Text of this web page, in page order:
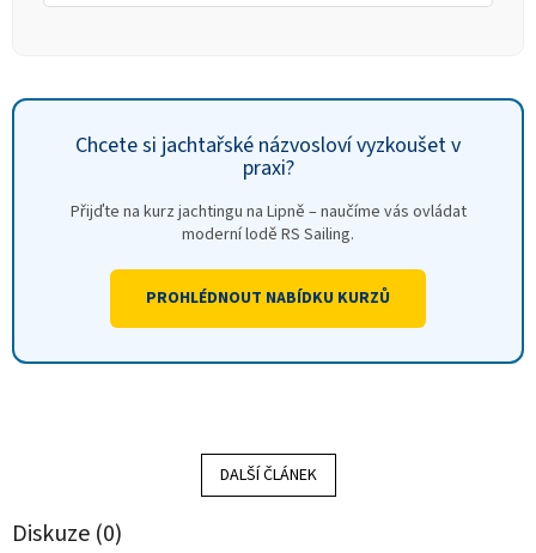
Chcete si jachtařské názvosloví vyzkoušet v
praxi?
Přijďte na kurz jachtingu na Lipně – naučíme vás ovládat
moderní lodě RS Sailing.
PROHLÉDNOUT NABÍDKU KURZŮ
DALŠÍ ČLÁNEK
Diskuze (0)